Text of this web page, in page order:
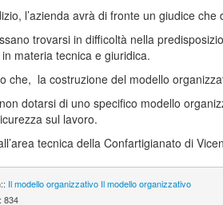
l’azienda avrà di fronte un giudice
trovarsi in difficoltà nella
materia tecnica e giuridica.
che, la costruzione del modello
dotarsi di uno specifico modello
sul lavoro.
tecnica della Confartigianato di
Il modello organizzativo Il modello organizzativo
834